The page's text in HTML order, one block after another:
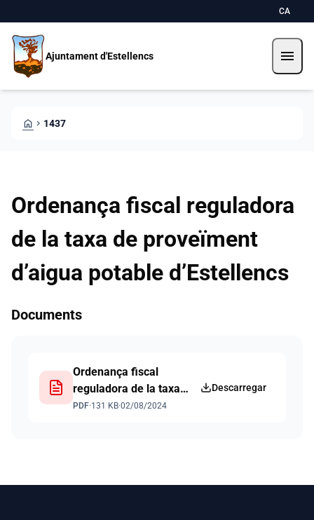
CA
Ajuntament d'Estellencs menu
HOME CHEVRON_RIGHT 1437
Ordenança fiscal reguladora
de la taxa de proveïment
d’aigua potable d’Estellencs
Documents
Ordenança fiscal
reguladora de la taxa
de proveïment d’aigua
PDF·131 KB·02/08/2024
Descarregar